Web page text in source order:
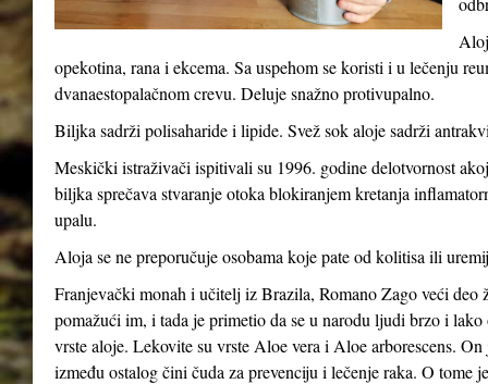
opekotina, rana i ekcema. Sa uspehom se koristi i u lečenju
dvanaestopalačnom crevu. Deluje snažno protivupalno.
Biljka sadrži polisaharide i lipide. Svež sok aloje sadrži
Meskički istraživači ispitivali su 1996. godine delotvornost
biljka sprečava stvaranje otoka blokiranjem kretanja
upalu.
Aloja se ne preporučuje osobama koje pate od kolitisa ili
Franjevački monah i učitelj iz Brazila, Romano Zago veći deo
pomažući im, i tada je primetio da se u narodu ljudi brzo i
vrste aloje. Lekovite su vrste Aloe vera i Aloe arborescens.
između ostalog čini čuda za prevenciju i lečenje raka. O